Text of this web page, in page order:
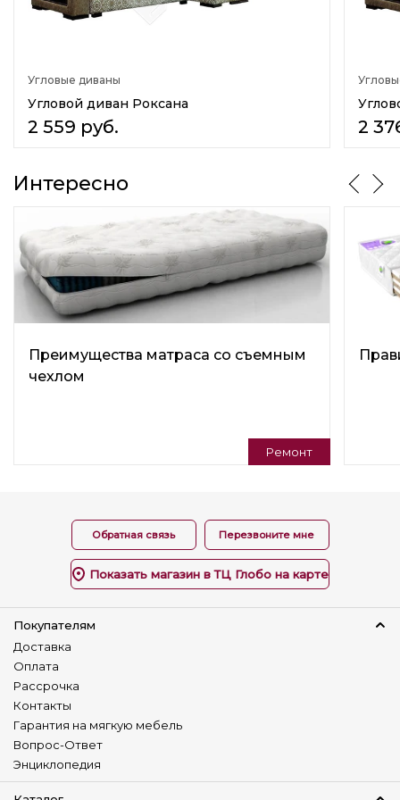
Материал каркаса
Количество сидячих мест
Стиль
Практичный
Варианты трансформации
Раскладной
Регулируемая спинка
Нет
Изменение размера
Детский диван
Нет
Угловые диваны
Угловой диван Роксана
2 559 руб. 2
Интересно
Преимущества матраса со съемным
чехлом
Ремонт
Обратная связь Перезвоните мне
Показать магазин в ТЦ Глобо на карте
Покупателям
Доставка
Оплата
Рассрочка
Контакты
Гарантия на мягкую мебель
Вопрос-Ответ
Энциклопедия